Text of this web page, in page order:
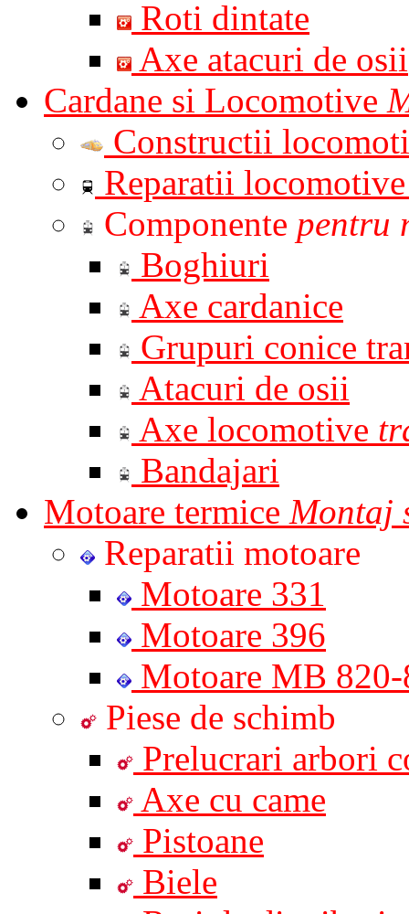
Roti dintate
Axe atacuri de osii
Cardane si Locomotive
Constructii
Reparatii
Componente pentru
Boghiuri
Axe cardanice
Grupuri conice
Atacuri de osii
Axe locomotive
Bandajari
Motoare termice Montaj
Reparatii motoare
Motoare 331
Motoare 396
Motoare MB
Piese de schimb
Prelucrari arbori
Axe cu came
Pistoane
Biele